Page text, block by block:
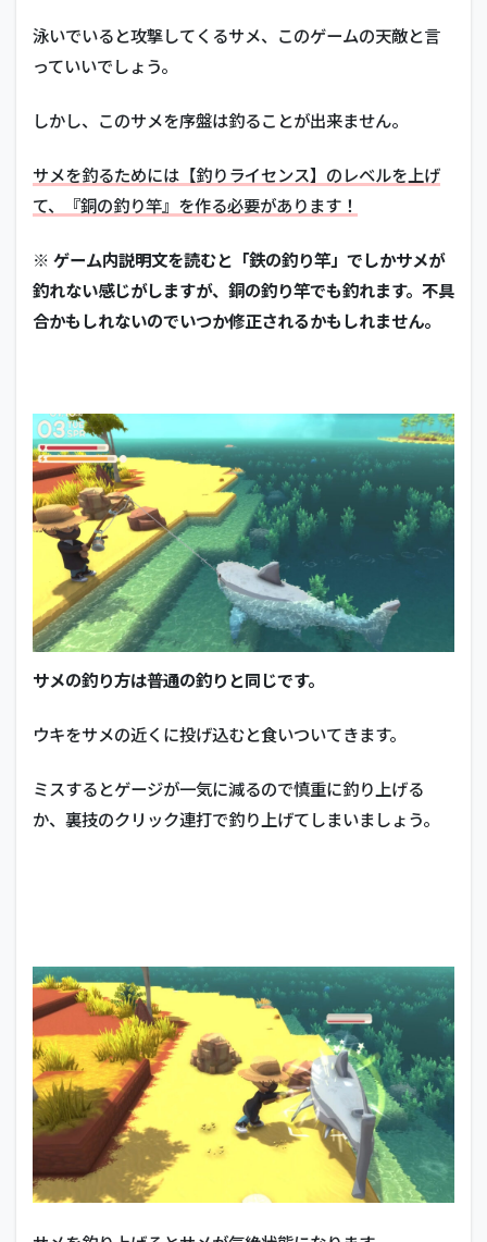
泳いでいると攻撃してくるサメ、このゲームの天敵と言
っていいでしょう。
しかし、このサメを序盤は釣ることが出来ません。
サメを釣るためには【釣りライセンス】のレベルを上げ
て、『銅の釣り竿』を作る必要があります！
※ ゲーム内説明文を読むと「鉄の釣り竿」でしかサメが
釣れない感じがしますが、銅の釣り竿でも釣れます。不具
合かもしれないのでいつか修正されるかもしれません。
サメの釣り方は普通の釣りと同じです。
ウキをサメの近くに投げ込むと食いついてきます。
ミスするとゲージが一気に減るので慎重に釣り上げる
か、裏技のクリック連打で釣り上げてしまいましょう。